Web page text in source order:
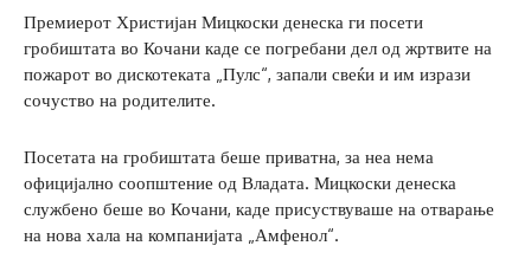
Премиерот Христијан Мицкоски денеска ги посети
гробиштата во Кочани каде се погребани дел од жртвите на
пожарот во дискотеката „Пулс“, запали свеќи и им изрази
сочуство на родителите.
Посетата на гробиштата беше приватна, за неа нема
официјално соопштение од Владата. Мицкоски денеска
службено беше во Кочани, каде присуствуваше на отварање
на нова хала на компанијата „Амфенол“.